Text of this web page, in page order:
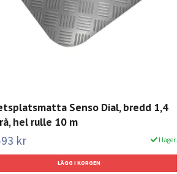
Senso Dial, bredd 1,4
hel rulle 10 m
kr I lager.